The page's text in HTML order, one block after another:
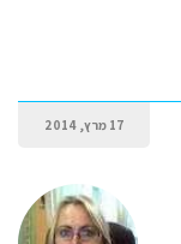
17 מרץ, 2014